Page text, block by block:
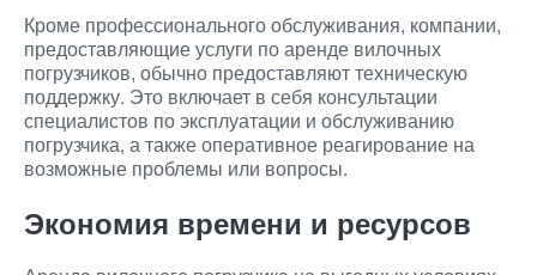
Кроме профессионального обслуживания, компании,
предоставляющие услуги по аренде вилочных
погрузчиков, обычно предоставляют техническую
поддержку. Это включает в себя консультации
специалистов по эксплуатации и обслуживанию
погрузчика, а также оперативное реагирование на
возможные проблемы или вопросы.
Экономия времени и ресурсов